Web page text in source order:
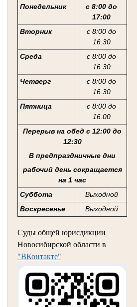
Понедельник
с 8:00 до
17:00
Вторник
с 8:00 до
16:30
Среда
с 8:00 до
16:30
Четверг
с 8:00 до
16:30
Пятница
с 8:00 до
16:00
Перерыв на обед с 12:00 до
12:30
В предпраздничные дни
рабочий день сокращается
на 1 час
Суббота
Выходной
Воскресенье
Выходной
Суды общей юрисдикции
Новосибирской области в
"ВКонтакте"